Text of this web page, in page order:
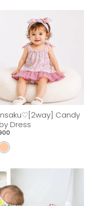
Candy
Dress